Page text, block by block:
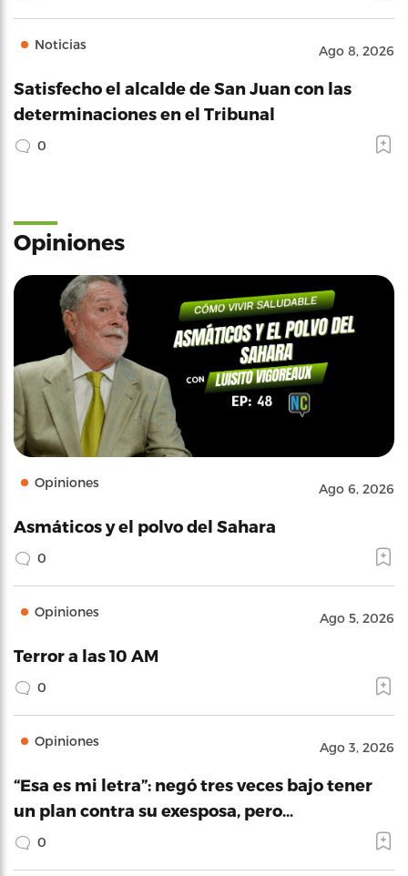
Noticias Ago 8, 2026
Satisfecho el alcalde de San Juan con las
determinaciones en el Tribunal
0
Opiniones
Opiniones Ago 6, 2026
Asmáticos y el polvo del Sahara
0
Opiniones Ago 5, 2026
Terror a las 10 AM
0
Opiniones Ago 3, 2026
“Esa es mi letra”: negó tres veces bajo tener
un plan contra su exesposa, pero…
0